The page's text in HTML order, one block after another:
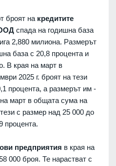
броят на кредитите
спада на годишна база
2,880 милиона. Размерът
база с 20,8 процента и
В края на март в
2025 г. броят на тези
процента, а размерът им -
март в общата сума на
с размер над 25 000 до
процента.
предприятия в края на
000 броя. Те нарастват с